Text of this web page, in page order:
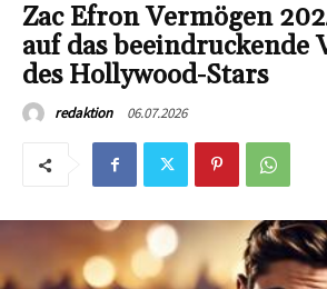
Zac Efron Vermögen
auf das beeindruckende
des Hollywood-Stars
redaktion 06.07.2026